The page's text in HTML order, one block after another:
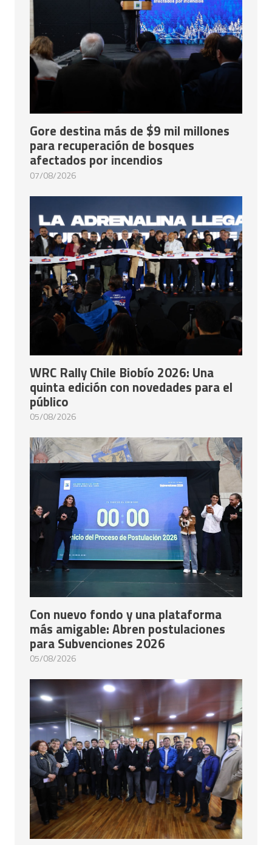
Gore destina más de $9 mil millones
para recuperación de bosques
afectados por incendios
07/08/2026
WRC Rally Chile Biobío 2026: Una
quinta edición con novedades para el
público
05/08/2026
Con nuevo fondo y una plataforma
más amigable: Abren postulaciones
para Subvenciones 2026
05/08/2026